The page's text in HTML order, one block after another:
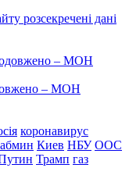
розсекречені дані
– МОН
коронавирус
Киев НБУ ООС
Трамп газ